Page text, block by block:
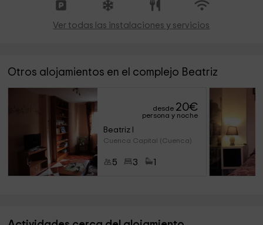
Ver todas las instalaciones y servicios
Otros alojamientos en el complejo Beatriz
desde 20€
persona y noche
Beatriz I
Cuenca Capital (Cuenca)
5 3